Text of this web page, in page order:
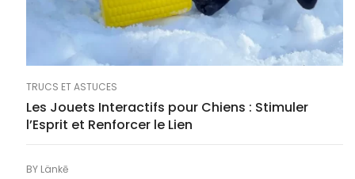
TRUCS ET ASTUCES
Les Jouets Interactifs pour Chiens : Stimuler
l’Esprit et Renforcer le Lien
BY Länkē